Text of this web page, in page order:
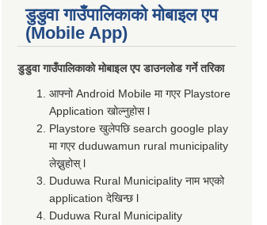
डुडुवा गाउँपालिकाको मोबाइल एप
(Mobile App)
डुडुवा गाउँपालिकाको मोबाइल एप डाउनलोड गर्ने तरिका
आफ्नो Android Mobile मा गएर Playstore
Application खोल्नुहोस l
Playstore खुलेपछि search google play
मा गएर duduwamun rural municipality
लेख्नुहोस् l
Duduwa Rural Municipality नाम भएको
application देखिन्छ l
Duduwa Rural Municipality